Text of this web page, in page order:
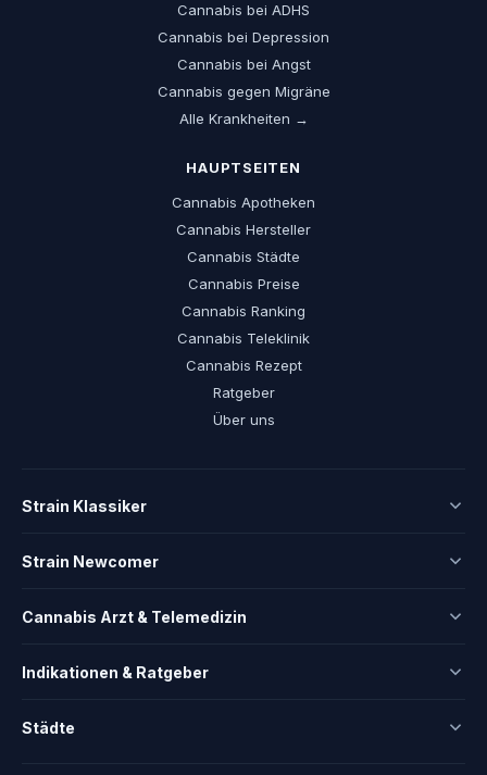
Cannabis bei ADHS
Cannabis bei Depression
Cannabis bei Angst
Cannabis gegen Migräne
Alle Krankheiten →
HAUPTSEITEN
Cannabis Apotheken
Cannabis Hersteller
Cannabis Städte
Cannabis Preise
Cannabis Ranking
Cannabis Teleklinik
Cannabis Rezept
Ratgeber
Über uns
Strain Klassiker
Strain Newcomer
Cannabis Arzt & Telemedizin
Indikationen & Ratgeber
Städte